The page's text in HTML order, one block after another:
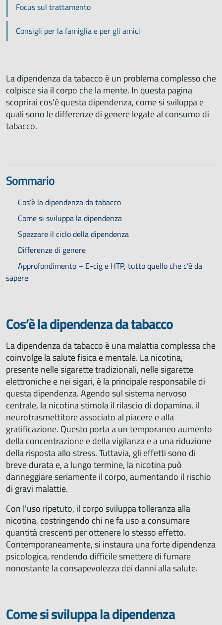
Focus sul trattamento
Consigli per la famiglia e per gli amici
La dipendenza da tabacco è un problema complesso che
colpisce sia il corpo che la mente. In questa pagina
scoprirai cos'è questa dipendenza, come si sviluppa e
quali sono le differenze di genere legate al consumo di
tabacco.
Sommario
Cos’è la dipendenza da tabacco
Come si sviluppa la dipendenza
Spezzare il ciclo della dipendenza
Differenze di genere
Approfondimento – E-cig e HTP, tutto quello che c’è da
sapere
Cos’è la dipendenza da tabacco
La dipendenza da tabacco è una malattia complessa che
coinvolge la salute fisica e mentale. La nicotina,
presente nelle sigarette tradizionali, nelle sigarette
elettroniche e nei sigari, è la principale responsabile di
questa dipendenza. Agendo sul sistema nervoso
centrale, la nicotina stimola il rilascio di dopamina, il
neurotrasmettitore associato al piacere e alla
gratificazione. Questo porta a un temporaneo aumento
della concentrazione e della vigilanza e a una riduzione
della risposta allo stress. Tuttavia, gli effetti sono di
breve durata e, a lungo termine, la nicotina può
danneggiare seriamente il corpo, aumentando il rischio
di gravi malattie.
Con l'uso ripetuto, il corpo sviluppa tolleranza alla
nicotina, costringendo chi ne fa uso a consumare
quantità crescenti per ottenere lo stesso effetto.
Contemporaneamente, si instaura una forte dipendenza
psicologica, rendendo difficile smettere di fumare
nonostante la consapevolezza dei danni alla salute.
Come si sviluppa la dipendenza